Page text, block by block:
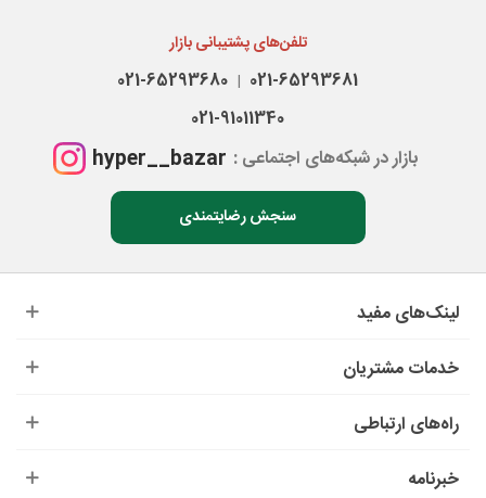
تلفن‌های پشتیبانی بازار
021-65293681
|
021-65293680
021-91011340
بازار در شبکه‌های اجتماعی : hyper__bazar
سنجش رضایتمندی
لینک‌های مفید
خدمات مشتریان
راه‌های ارتباطی
خبرنامه